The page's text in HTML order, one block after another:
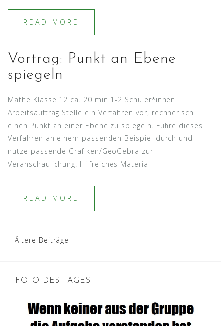
READ MORE
Vortrag: Punkt an Ebene
spiegeln
Mathe Klasse 12 ca. 20 min 1-2 Schüler*innen
Arbeitsauftrag Stelle ein Verfahren vor, rechnerisch
einen Punkt an einer Ebene zu spiegeln. Führe dieses
Verfahren an einem passenden Beispiel durch und
nutze passende Grafiken/GeoGebra zur
Veranschaulichung. Hilfreiches Material
READ MORE
Beitragsnavigation
Ältere Beiträge
FOTO DES TAGES